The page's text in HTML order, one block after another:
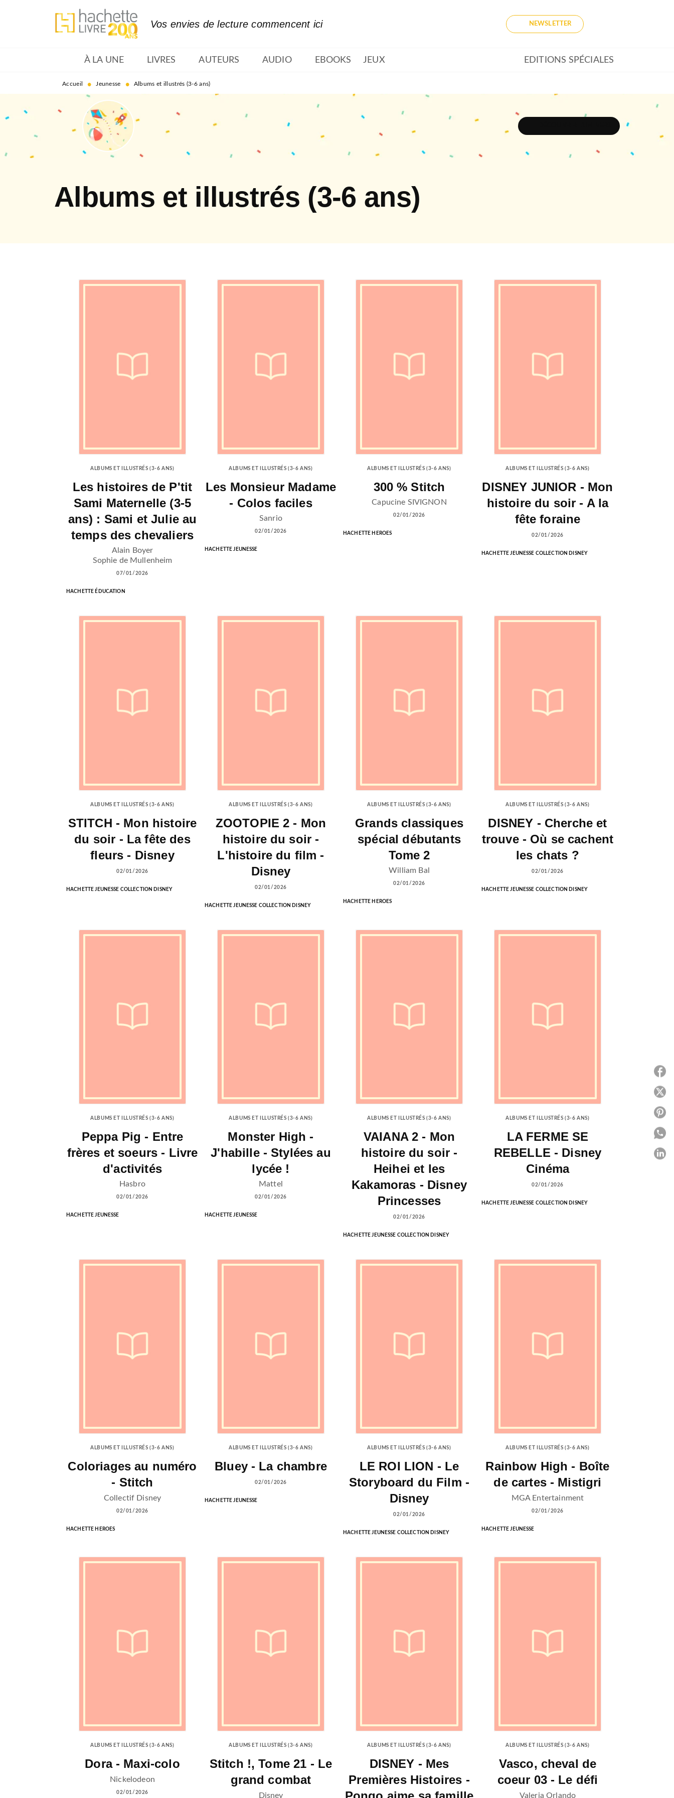
MENU RECHERCHE
Vos envies de lecture commencent ici NEWSLETTER
À LA UNE LIVRES AUTEURS AUDIO EBOOKS JEUX EDITIONS SPÉCIALES
Accueil • Jeunesse • Albums et illustrés (3-6 ans)
Albums et illustrés (3-6 ans)
ALBUMS ET ILLUSTRÉS (3-6 ANS)
Les histoires de P'tit
Sami Maternelle (3-5
ans) : Sami et Julie au
temps des chevaliers
Alain Boyer
Sophie de Mullenheim
07/01/2026
HACHETTE ÉDUCATION
ALBUMS ET ILLUSTRÉS (3-6 ANS)
Les Monsieur Madame
- Colos faciles
Sanrio
02/01/2026
HACHETTE JEUNESSE
ALBUMS ET ILLUSTRÉS (3-6 ANS)
300 % Stitch
Capucine SIVIGNON
02/01/2026
HACHETTE HEROES
ALBUMS ET ILLUSTRÉS (3-6 ANS)
DISNEY JUNIOR - Mon
histoire du soir - A la
fête foraine
02/01/2026
HACHETTE JEUNESSE COLLECTION DISNEY
ALBUMS ET ILLUSTRÉS (3-6 ANS)
STITCH - Mon histoire
du soir - La fête des
fleurs - Disney
02/01/2026
HACHETTE JEUNESSE COLLECTION DISNEY
ALBUMS ET ILLUSTRÉS (3-6 ANS)
ZOOTOPIE 2 - Mon
histoire du soir -
L'histoire du film -
Disney
02/01/2026
HACHETTE JEUNESSE COLLECTION DISNEY
ALBUMS ET ILLUSTRÉS (3-6 ANS)
Grands classiques
spécial débutants
Tome 2
William Bal
02/01/2026
HACHETTE HEROES
ALBUMS ET ILLUSTRÉS (3-6 ANS)
DISNEY - Cherche et
trouve - Où se cachent
les chats ?
02/01/2026
HACHETTE JEUNESSE COLLECTION DISNEY
ALBUMS ET ILLUSTRÉS (3-6 ANS)
Peppa Pig - Entre
frères et soeurs - Livre
d'activités
Hasbro
02/01/2026
HACHETTE JEUNESSE
ALBUMS ET ILLUSTRÉS (3-6 ANS)
Monster High -
J'habille - Stylées au
lycée !
Mattel
02/01/2026
HACHETTE JEUNESSE
ALBUMS ET ILLUSTRÉS (3-6 ANS)
VAIANA 2 - Mon
histoire du soir -
Heihei et les
Kakamoras - Disney
Princesses
02/01/2026
HACHETTE JEUNESSE COLLECTION DISNEY
ALBUMS ET ILLUSTRÉS (3-6 ANS)
LA FERME SE
REBELLE - Disney
Cinéma
02/01/2026
HACHETTE JEUNESSE COLLECTION DISNEY
ALBUMS ET ILLUSTRÉS (3-6 ANS)
Coloriages au numéro
- Stitch
Collectif Disney
02/01/2026
HACHETTE HEROES
ALBUMS ET ILLUSTRÉS (3-6 ANS)
Bluey - La chambre
02/01/2026
HACHETTE JEUNESSE
ALBUMS ET ILLUSTRÉS (3-6 ANS)
LE ROI LION - Le
Storyboard du Film -
Disney
02/01/2026
HACHETTE JEUNESSE COLLECTION DISNEY
ALBUMS ET ILLUSTRÉS (3-6 ANS)
Rainbow High - Boîte
de cartes - Mistigri
MGA Entertainment
02/01/2026
HACHETTE JEUNESSE
ALBUMS ET ILLUSTRÉS (3-6 ANS)
Dora - Maxi-colo
Nickelodeon
02/01/2026
ALBUMS ET ILLUSTRÉS (3-6 ANS)
Stitch !, Tome 21 - Le
grand combat
Disney
ALBUMS ET ILLUSTRÉS (3-6 ANS)
DISNEY - Mes
Premières Histoires -
ALBUMS ET ILLUSTRÉS (3-6 ANS)
Vasco, cheval de
coeur 03 - Le défi
Valeria Orlando